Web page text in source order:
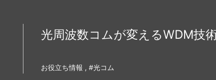
光周波数コムが変えるWDM技
お役立ち情報 , #光コム